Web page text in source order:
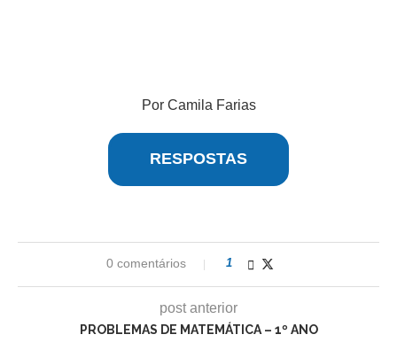
Por Camila Farias
RESPOSTAS
0 comentários 1
post anterior
PROBLEMAS DE MATEMÁTICA – 1º ANO